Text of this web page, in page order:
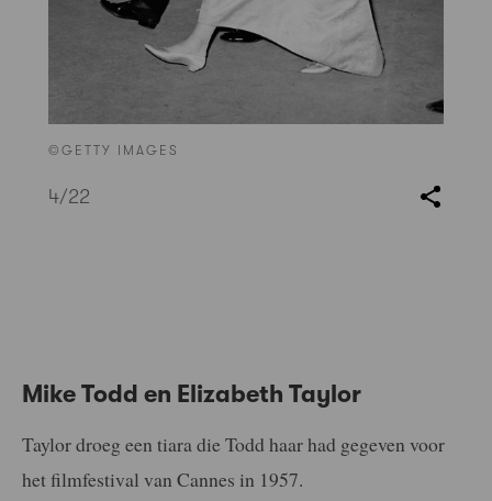
©GETTY IMAGES
4/22
Mike Todd en Elizabeth Taylor
Taylor droeg een tiara die Todd haar had gegeven voor
het filmfestival van Cannes in 1957.